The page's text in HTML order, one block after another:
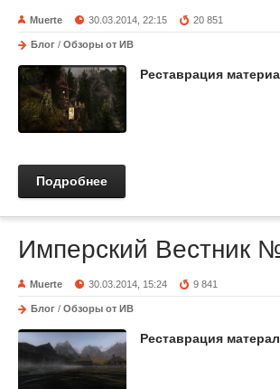
Muerte 30.03.2014, 22:15 20 851
Блог / Обзоры от ИВ
Реставрация
Подробнее
Имперский Вестник
Muerte 30.03.2014, 15:24 9 841
Блог / Обзоры от ИВ
Реставрация